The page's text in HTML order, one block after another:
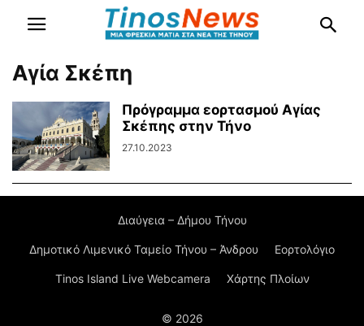
Αγία Σκέπη
Πρόγραμμα εορτασμού Αγίας
Σκέπης στην Τήνο
27.10.2023
Διαύγεια – Δήμου Τήνου
Δημοτικό Λιμενικό Ταμείο Τήνου – Άνδρου Εορτολόγιο
Tinos Island Live Webcamera Χάρτης Πλοίων
© 2026